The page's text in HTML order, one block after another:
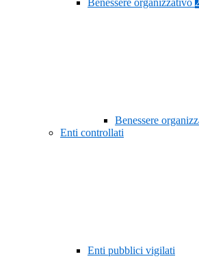
Benessere organizzativo 2
Benessere
Enti controllati
Enti pubblici vigilati